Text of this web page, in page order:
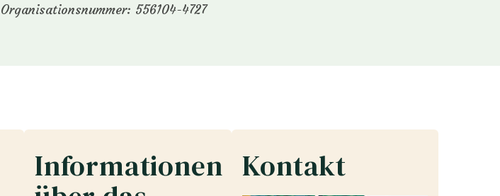
556104-4727
Informationen Kontakt